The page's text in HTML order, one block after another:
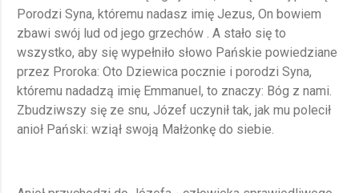
Porodzi Syna, któremu nadasz imię Jezus, On bowiem
zbawi swój lud od jego grzechów . A stało się to
wszystko, aby się wypełniło słowo Pańskie powiedziane
przez Proroka: Oto Dziewica pocznie i porodzi Syna,
któremu nadadzą imię Emmanuel, to znaczy: Bóg z nami.
Zbudziwszy się ze snu, Józef uczynił tak, jak mu polecił
anioł Pański: wziął swoją Małżonkę do siebie.